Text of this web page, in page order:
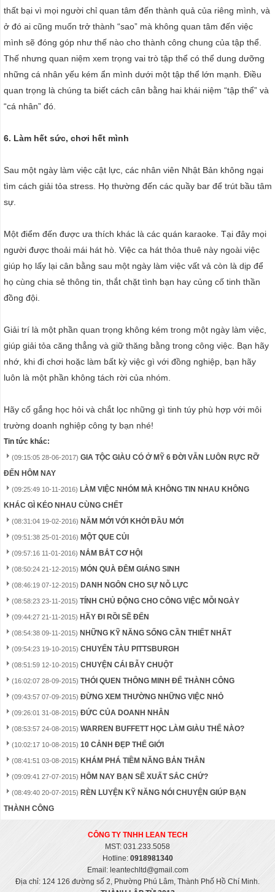
thất bại vì mọi người chỉ quan tâm đến thành quả của riêng mình, và
ở đó ai cũng muốn trở thành “sao” mà không quan tâm đến việc
mình sẽ đóng góp như thế nào cho thành công chung của tập thể.
Thế nhưng quan niệm xem trọng vai trò tập thể có thể dung dưỡng
những cá nhân yếu kém ẩn mình dưới một tập thể lớn mạnh. Điều
quan trọng là chúng ta biết cách cân bằng hai khái niệm “tập thể” và
“cá nhân” đó.
6. Làm hết sức, chơi hết mình
Sau một ngày làm việc cật lực, các nhân viên Nhật Bản không ngại
tìm cách giải tỏa stress. Họ thường đến các quầy bar để trút bầu tâm
sự.
Một điểm đến được ưa thích khác là các quán karaoke. Tại đây mọi
người được thoải mái hát hò. Việc ca hát thỏa thuê này ngoài việc
giúp họ lấy lại cân bằng sau một ngày làm việc vất vả còn là dịp để
họ cùng chia sẻ thông tin, thắt chặt tình bạn hay củng cố tinh thần
đồng đội.
Giải trí là một phần quan trọng không kém trong một ngày làm việc,
giúp giải tỏa căng thẳng và giữ thăng bằng trong công việc. Bạn hãy
nhớ, khi đi chơi hoặc làm bất kỳ việc gì với đồng nghiệp, bạn hãy
luôn là một phần không tách rời của nhóm.
Hãy cố gắng học hỏi và chắt lọc những gì tinh túy phù hợp với môi
trường doanh nghiệp công ty bạn nhé!
Tin tức khác:
(09:15:05 28-06-2017) GIA TỘC GIÀU CÓ Ở MỸ 6 ĐỜI VẪN LUÔN RỰC RỠ
ĐẾN HÔM NAY
(09:25:49 10-11-2016) LÀM VIỆC NHÓM MÀ KHÔNG TIN NHAU KHÔNG
KHÁC GÌ KÉO NHAU CÙNG CHẾT
(08:31:04 19-02-2016) NĂM MỚI VỚI KHỞI ĐẦU MỚI
(09:51:38 25-01-2016) MỘT QUE CỦI
(09:57:16 11-01-2016) NẮM BẮT CƠ HỘI
(08:50:24 21-12-2015) MÓN QUÀ ĐÊM GIÁNG SINH
(08:46:19 07-12-2015) DANH NGÔN CHO SỰ NỖ LỰC
(08:58:23 23-11-2015) TÍNH CHỦ ĐỘNG CHO CÔNG VIỆC MỖI NGÀY
(09:44:27 21-11-2015) HÃY ĐI RỒI SẼ ĐẾN
(08:54:38 09-11-2015) NHỮNG KỸ NĂNG SỐNG CẦN THIẾT NHẤT
(09:54:23 19-10-2015) CHUYẾN TÀU PITTSBURGH
(08:51:59 12-10-2015) CHUYỆN CÁI BẪY CHUỘT
(16:02:07 28-09-2015) THÓI QUEN THÔNG MINH ĐỂ THÀNH CÔNG
(09:43:57 07-09-2015) ĐỪNG XEM THƯỜNG NHỮNG VIỆC NHỎ
(09:26:01 31-08-2015) ĐỨC CỦA DOANH NHÂN
(08:53:57 24-08-2015) WARREN BUFFETT HỌC LÀM GIÀU THẾ NÀO?
(10:02:17 10-08-2015) 10 CẢNH ĐẸP THẾ GIỚI
(08:41:51 03-08-2015) KHÁM PHÁ TIỀM NĂNG BẢN THÂN
(09:09:41 27-07-2015) HÔM NAY BẠN SẼ XUẤT SẮC CHỨ?
(08:49:40 20-07-2015) RÈN LUYỆN KỸ NĂNG NÓI CHUYỆN GIÚP BẠN
THÀNH CÔNG
CÔNG TY TNHH LEAN TECH
MST: 031.233.5058
Hotline: 0918981340
Email: leantechltd@gmail.com
Địa chỉ: 124 126 đường số 2, Phường Phú Lâm, Thành Phố Hồ Chí Minh.